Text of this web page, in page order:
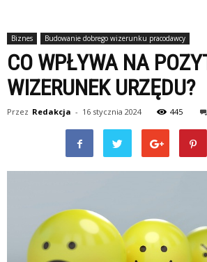
Biznes Budowanie dobrego wizerunku pracodawcy
CO WPŁYWA NA
WIZERUNEK URZĘDU?
Przez Redakcja - 16 stycznia 2024 445